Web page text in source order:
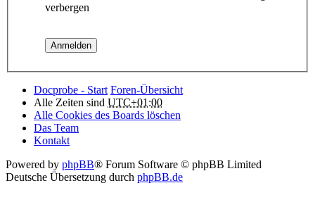
verbergen
Docprobe - Start Foren-Übersicht
Alle Zeiten sind UTC+01:00
Alle Cookies des Boards löschen
Das Team
Kontakt
Powered by phpBB® Forum Software © phpBB Limited
Deutsche Übersetzung durch phpBB.de